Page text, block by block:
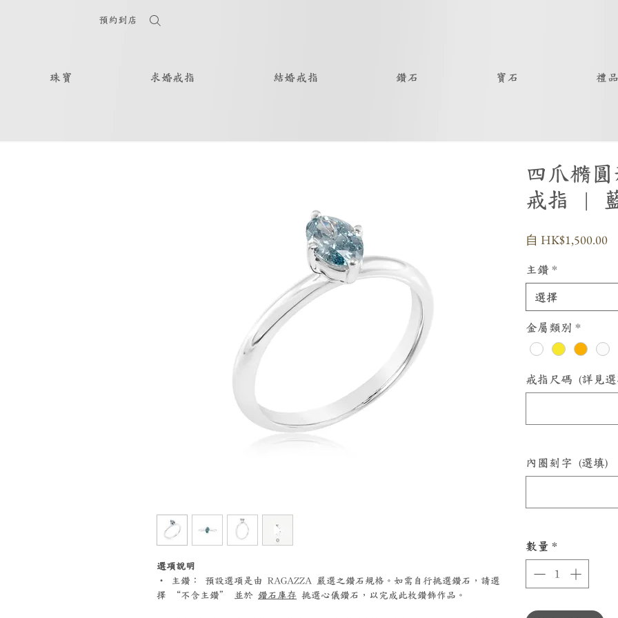
預約到店
珠寶 求婚戒指 結婚戒指 鑽石 寶石 禮品
選項說明
‧ 主鑽： 預設選項是由 RAGAZZA 嚴選之鑽石規格。如需自行挑選鑽石，請選
擇 “不含主鑽” 並於 鑽石庫存 挑選心儀鑽石，以完成此枚鑽飾作品。
四爪橢
戒指 |
自 HK$1,500.00促
主鑽 *
選擇
金屬類別 *
戒指尺碼 (詳見
內圈刻字 (選填)
數量 *